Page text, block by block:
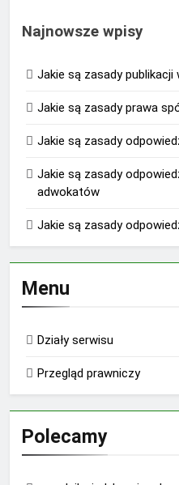
Najnowsze wpisy
Jakie są zasady
Jakie są zasady prawa
Jakie są zasady
Jakie są zasady
adwokatów
Jakie są zasady
Menu
Działy serwisu
Przegląd prawniczy
Polecamy